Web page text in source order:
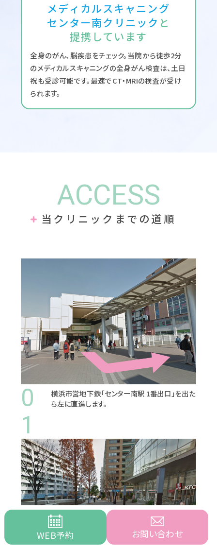
メディカルスキャニング
センター南クリニック と
提携しています
全身のがん、脳疾患をチェック。当院から徒歩2分
のメディカルスキャニングの全身がん検査は、土日
祝も受診可能です。最速でCT・MRIの検査が受け
られます。
ACCESS
当クリニックまでの道順
0
1
横浜市営地下鉄「センター南駅 1番出口」を出た
ら左に直進します。
WEB予約 お問い合わせ